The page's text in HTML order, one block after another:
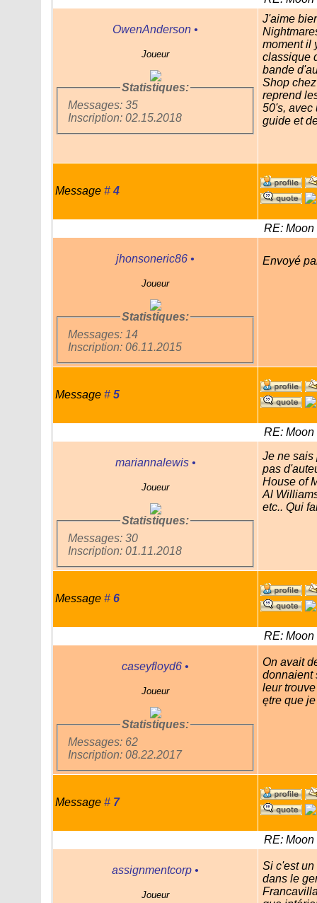
OwenAnderson •
Joueur
Statistiques:
Messages: 35
Inscription: 02.15.2018
J'aime
moment il
classique
bande
Shop
reprend
50's, avec
guide et
Message#4
RE:
jhonsoneric86 •
Joueur
Statistiques:
Messages: 14
Inscription: 06.11.2015
Envoyé
Message#5
RE:
mariannalewis •
Joueur
Statistiques:
Messages: 30
Inscription: 01.11.2018
Je ne sais
pas
House of
Al
etc.. Qui
Message#6
RE:
caseyfloyd6 •
Joueur
Statistiques:
Messages: 62
Inscription: 08.22.2017
On avait
donnaient
leur
ętre que
Message# 7
RE:
assignmentcorp •
Joueur
Si c'est
dans le